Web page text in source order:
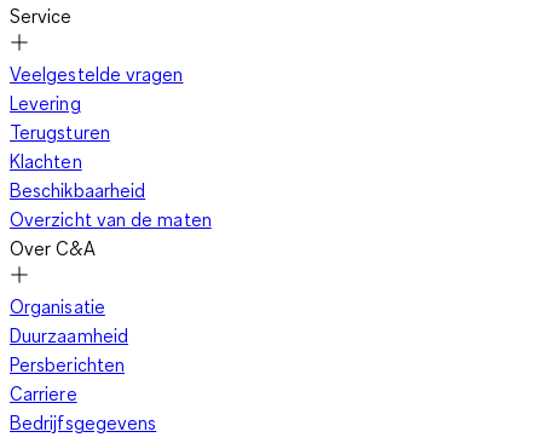
Service
Veelgestelde vragen
Levering
Terugsturen
Klachten
Beschikbaarheid
Overzicht van de maten
Over C&A
Organisatie
Duurzaamheid
Persberichten
Carriere
Bedrijfsgegevens